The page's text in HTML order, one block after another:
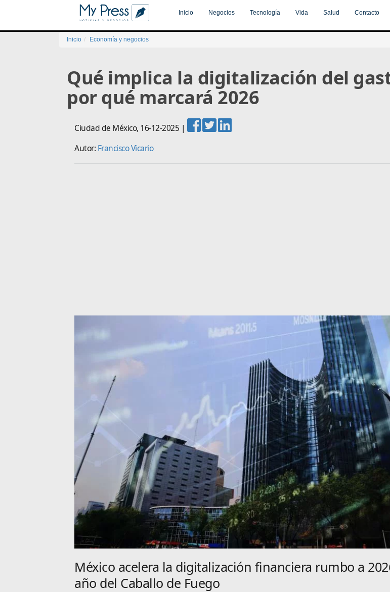
Inicio Negocios Tecnología Vida Salud Contacto
Inicio Economía y negocios
Qué implica la digitalización del
por qué marcará 2026
Ciudad de México, 16-12-2025 |
Autor: Francisco Vicario
México acelera la digitalización financiera rumbo a
año del Caballo de Fuego